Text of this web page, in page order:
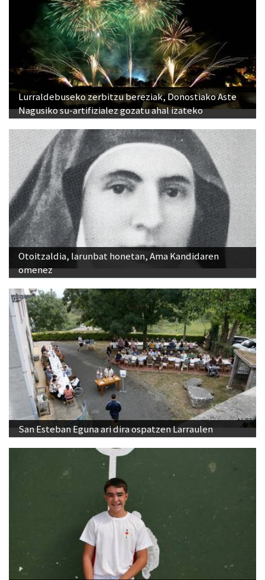
Lurraldebuseko zerbitzu bereziak, Donostiako Aste
Nagusiko su-artifizialez gozatu ahal izateko
Otoitzaldia, larunbat honetan, Ama Kandidaren
omenez
San Esteban Eguna ari dira ospatzen Larraulen